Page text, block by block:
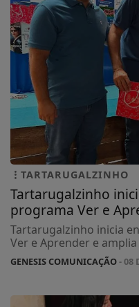
TARTARUGALZINHO
Tartarugalzinho
programa Ver e
Tartarugalzinho inicia
Ver e Aprender e
GENESIS COMUNICAÇÃO- 08